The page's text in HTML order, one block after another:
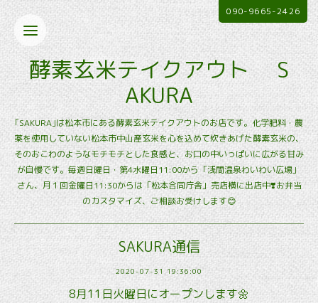
酵素玄米テイクアウト S
AKURA
｢SAKURA｣は松本市にある酵素玄米テイクアウトのお店です。化学肥料・農
薬を使用していない松本市中山産玄米を心を込めて炊きあげた酵素玄米の、
そのおこわのようなモチモチとした食感と、お口の中いっぱいに広がる甘み
が自慢です。毎週日曜日・第4水曜日11:00から「浅間温泉わいわい広場」
さん、月１回金曜日11:30からは「松本合同庁舎」売店横に出店中❣️お弁当
のカスタマイズ、ご相談お受けします😊
090-9665-2426
SAKURA通信
2020-07-31 19:36:00
8月11日火曜日にオープンします🌼